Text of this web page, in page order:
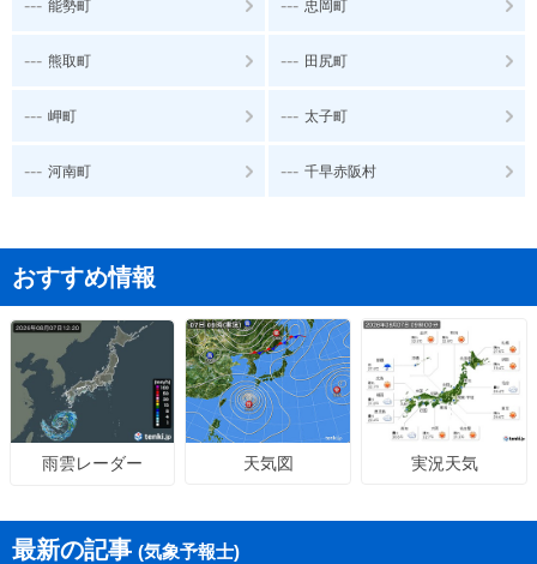
--- 能勢町 --- 忠岡町
--- 熊取町 --- 田尻町
--- 岬町 --- 太子町
--- 河南町 --- 千早赤阪村
おすすめ情報
雨雲レーダー 天気図 実況天気
最新の記事 (気象予報士)